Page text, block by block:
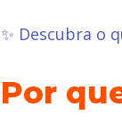
✨ Descubra o
Por